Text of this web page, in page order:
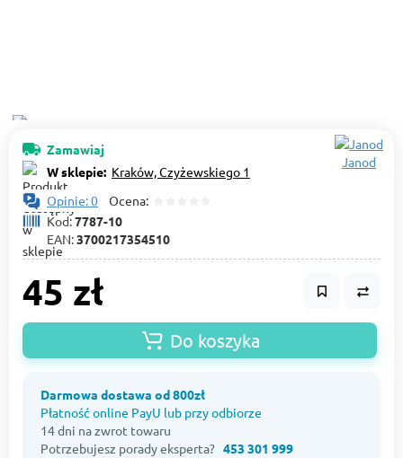
Zamawiaj
W sklepie: Kraków, Czyżewskiego 1
Opinie: 0 Ocena:
Kod:7787-10
EAN:3700217354510
Janod
45 zł
Do koszyka
Darmowa dostawa od 800zł
Płatność online PayU lub przy odbiorze
14 dni na zwrot towaru
Potrzebujesz porady eksperta? 453 301 999